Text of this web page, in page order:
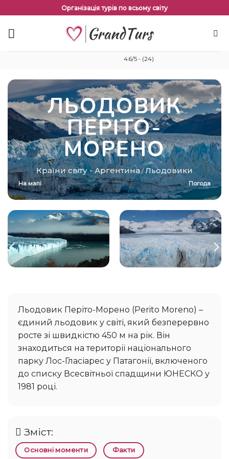
змісту
Організація турів по всьому світу
4.6/5 - (24)
ЛЬОДОВИК
ПЕРІТО-
МОРЕНО
Країни світу- Аргентина / Льодовики
На мапі Погода
Льодовик Періто-Морено (Perito Moreno) –
єдиний льодовик у світі, який безперервно
росте зі швидкістю 450 м на рік. Він
знаходиться на території національного
парку Лос-Гласіарес у Патагонії, включеного
до списку Всесвітньої спадщини ЮНЕСКО у
1981 році.
Зміст:
Основні моменти Факти